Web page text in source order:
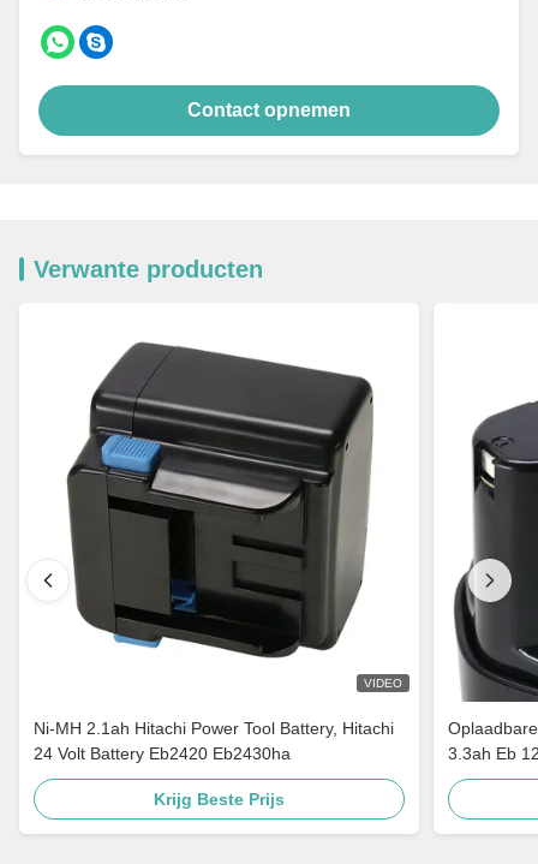
Contact opnemen
Verwante producten
VIDEO
Ni-MH 2.1ah Hitachi Power Tool Battery, Hitachi
24 Volt Battery Eb2420 Eb2430ha
Krijg Beste Prijs
3.3ah Eb